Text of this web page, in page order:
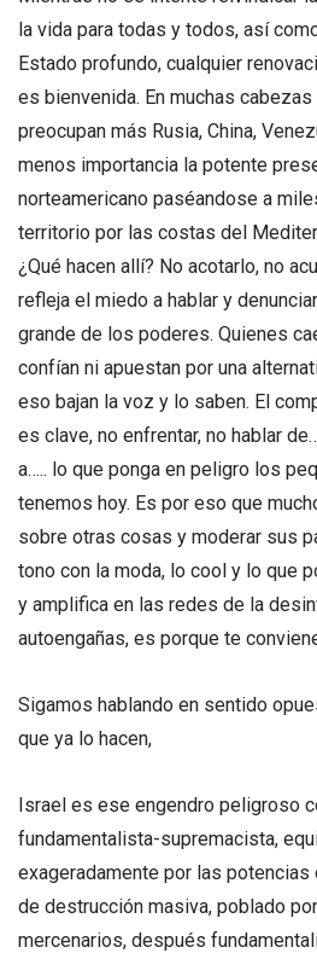
la vida para todas y todos, así
Estado profundo, cualquier
es bienvenida. En muchas
preocupan más Rusia, China,
menos importancia la potente
norteamericano paséandose a
territorio por las costas del
¿Qué hacen allí? No acotarlo, no
refleja el miedo a hablar y
grande de los poderes. Quienes
confían ni apuestan por una
eso bajan la voz y lo saben. El
es clave, no enfrentar, no hablar
a….. lo que ponga en peligro los
tenemos hoy. Es por eso que
sobre otras cosas y moderar sus
tono con la moda, lo cool y lo que
y amplifica en las redes de la
autoengañas, es porque te
Sigamos hablando en sentido
que ya lo hacen,
Israel es ese engendro peligroso
fundamentalista-supremacista,
exageradamente por las
de destrucción masiva, poblado
mercenarios, después